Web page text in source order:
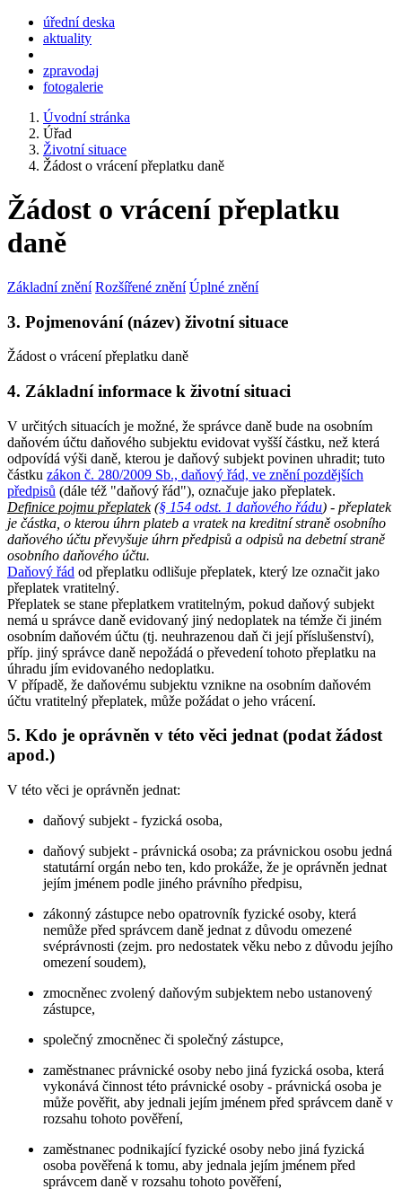
úřední deska
aktuality
zpravodaj
fotogalerie
Úvodní stránka
Úřad
Životní situace
Žádost o vrácení přeplatku daně
Žádost o vrácení přeplatku
daně
Základní znění Rozšířené znění Úplné znění
3. Pojmenování (název) životní situace
Žádost o vrácení přeplatku daně
4. Základní informace k životní situaci
V určitých situacích je možné, že správce daně bude na osobním
daňovém účtu daňového subjektu evidovat vyšší částku, než která
odpovídá výši daně, kterou je daňový subjekt povinen uhradit; tuto
částku zákon č. 280/2009 Sb., daňový řád, ve znění pozdějších
předpisů (dále též "daňový řád"), označuje jako přeplatek.
Definice pojmu přeplatek(§ 154 odst. 1 daňového řádu) - přeplatek
je částka, o kterou úhrn plateb a vratek na kreditní straně osobního
daňového účtu převyšuje úhrn předpisů a odpisů na debetní straně
osobního daňového účtu.
Daňový řád od přeplatku odlišuje přeplatek, který lze označit jako
přeplatek vratitelný.
Přeplatek se stane přeplatkem vratitelným, pokud daňový subjekt
nemá u správce daně evidovaný jiný nedoplatek na témže či jiném
osobním daňovém účtu (tj. neuhrazenou daň či její příslušenství),
příp. jiný správce daně nepožádá o převedení tohoto přeplatku na
úhradu jím evidovaného nedoplatku.
V případě, že daňovému subjektu vznikne na osobním daňovém
účtu vratitelný přeplatek, může požádat o jeho vrácení.
5. Kdo je oprávněn v této věci jednat (podat žádost
apod.)
V této věci je oprávněn jednat:
daňový subjekt - fyzická osoba,
daňový subjekt - právnická osoba; za právnickou osobu jedná
statutární orgán nebo ten, kdo prokáže, že je oprávněn jednat
jejím jménem podle jiného právního předpisu,
zákonný zástupce nebo opatrovník fyzické osoby, která
nemůže před správcem daně jednat z důvodu omezené
svéprávnosti (zejm. pro nedostatek věku nebo z důvodu jejího
omezení soudem),
zmocněnec zvolený daňovým subjektem nebo ustanovený
zástupce,
společný zmocněnec či společný zástupce,
zaměstnanec právnické osoby nebo jiná fyzická osoba, která
vykonává činnost této právnické osoby - právnická osoba je
může pověřit, aby jednali jejím jménem před správcem daně v
rozsahu tohoto pověření,
zaměstnanec podnikající fyzické osoby nebo jiná fyzická
osoba pověřená k tomu, aby jednala jejím jménem před
správcem daně v rozsahu tohoto pověření,